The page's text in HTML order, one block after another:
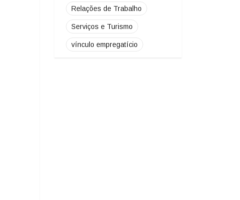
Relações de Trabalho
Serviços e Turismo
vínculo empregatício